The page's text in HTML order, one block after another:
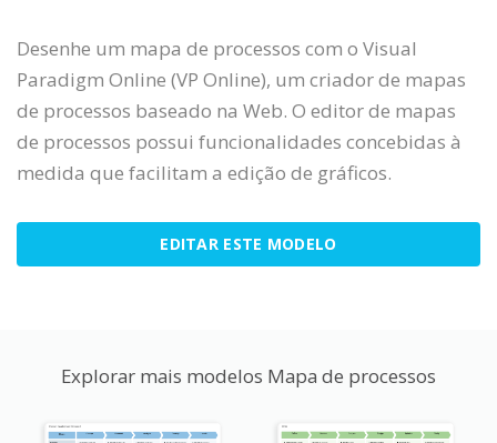
Desenhe um mapa de processos com o Visual
Paradigm Online (VP Online), um criador de mapas
de processos baseado na Web. O editor de mapas
de processos possui funcionalidades concebidas à
medida que facilitam a edição de gráficos.
EDITAR ESTE MODELO
Explorar mais modelos Mapa de processos